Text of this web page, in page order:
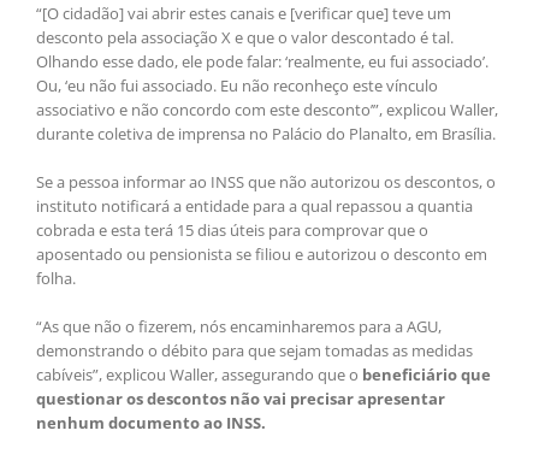
“[O cidadão] vai abrir estes canais e [verificar que] teve um
desconto pela associação X e que o valor descontado é tal.
Olhando esse dado, ele pode falar: ‘realmente, eu fui associado’.
Ou, ‘eu não fui associado. Eu não reconheço este vínculo
associativo e não concordo com este desconto’”, explicou Waller,
durante coletiva de imprensa no Palácio do Planalto, em Brasília.
Se a pessoa informar ao INSS que não autorizou os descontos, o
instituto notificará a entidade para a qual repassou a quantia
cobrada e esta terá 15 dias úteis para comprovar que o
aposentado ou pensionista se filiou e autorizou o desconto em
folha.
“As que não o fizerem, nós encaminharemos para a AGU,
demonstrando o débito para que sejam tomadas as medidas
cabíveis”, explicou Waller, assegurando que o beneficiário que
questionar os descontos não vai precisar apresentar
nenhum documento ao INSS.